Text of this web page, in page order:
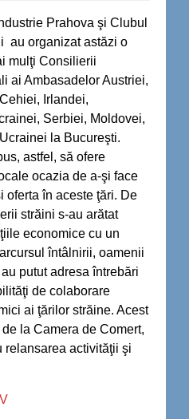
Prahova şi Clubul
au organizat astăzi o
mulţi Consilierii
ai Ambasadelor Austriei,
Irlandei,
Serbiei, Moldovei,
la Bucureşti.
astfel, să ofere
ocazia de a-şi face
oferta în aceste ţări. De
străini s-au arătat
economice cu un
întâlnirii, oamenii
putut adresa întrebări
de colaborare
ai ţărilor străine. Acest
la Camera de Comert,
relansarea activităţii şi